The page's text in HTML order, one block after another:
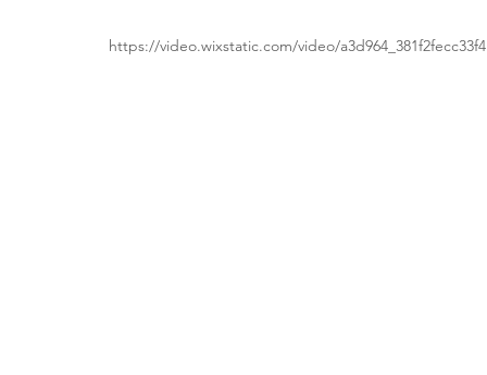
https://video.wixstatic.com/video/